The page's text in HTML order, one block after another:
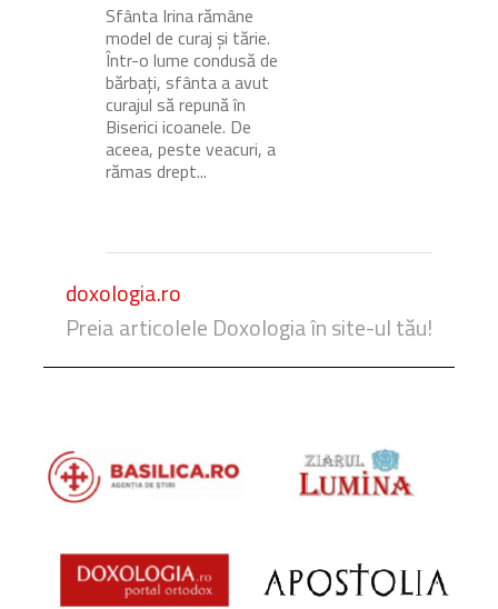
Sfânta Irina rămâne
model de curaj și tărie.
Într-o lume condusă de
bărbați, sfânta a avut
curajul să repună în
Biserici icoanele. De
aceea, peste veacuri, a
rămas drept...
doxologia.ro
Preia articolele Doxologia în site-ul tău!